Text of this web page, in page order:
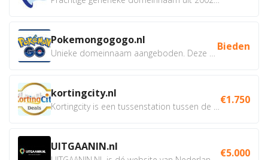
Pokemongogogo.nl Bieden
kortingcity.nl €1.750
UITGAANIN.nl €5.000